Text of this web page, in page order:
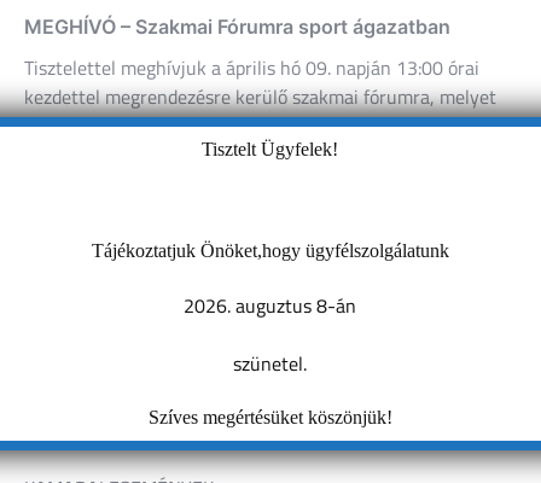
MEGHÍVÓ – Szakmai Fórumra sport ágazatban
Tisztelettel meghívjuk a április hó 09. napján 13:00 órai
kezdettel megrendezésre kerülő szakmai fórumra, melyet
sport ágazatban tartunk a Tolna Vármegyei…
Dombóvár-Támogatásból előny: foglalkoztatási és
Támogatások, egyszerűsített foglalkoztatás,
támogatások érhetők el foglalkoztatáshoz és
idénymunka és…
Tisztelt Ügyfelek!
Tájékoztatjuk Önöket,hogy ügyfélszolgálatunk
2026. auguztus 8-án
szünetel.
Szíves megértésüket köszönjük!